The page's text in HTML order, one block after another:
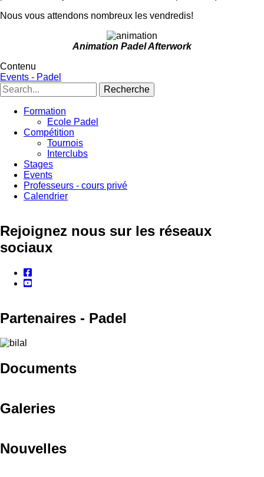
Nous vous attendons nombreux les vendredis!
Animation Padel Afterwork
Contenu
Events - Padel
Recherche
Padel
Sous
menu
Formation
Ecole Padel
Compétition
Tournois
Interclubs
Stages
Events
Professeurs - cours privé
Calendrier
Rejoignez nous sur les réseaux
sociaux
facebook
youtube
Partenaires - Padel
Documents
Galeries
Nouvelles